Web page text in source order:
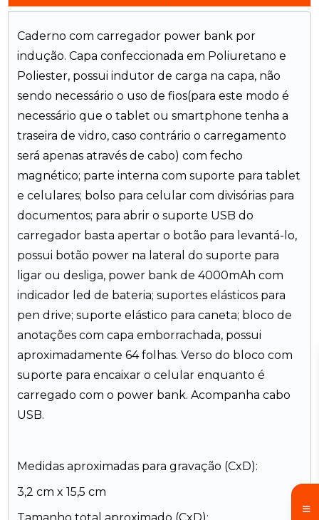
Caderno com carregador power bank por
indução. Capa confeccionada em Poliuretano e
Poliester, possui indutor de carga na capa, não
sendo necessário o uso de fios(para este modo é
necessário que o tablet ou smartphone tenha a
traseira de vidro, caso contrário o carregamento
será apenas através de cabo) com fecho
magnético; parte interna com suporte para tablet
e celulares; bolso para celular com divisórias para
documentos; para abrir o suporte USB do
carregador basta apertar o botão para levantá-lo,
possui botão power na lateral do suporte para
ligar ou desliga, power bank de 4000mAh com
indicador led de bateria; suportes elásticos para
pen drive; suporte elástico para caneta; bloco de
anotações com capa emborrachada, possui
aproximadamente 64 folhas. Verso do bloco com
suporte para encaixar o celular enquanto é
carregado com o power bank. Acompanha cabo
USB.
Medidas aproximadas para gravação (CxD):
3,2 cm x 15,5 cm